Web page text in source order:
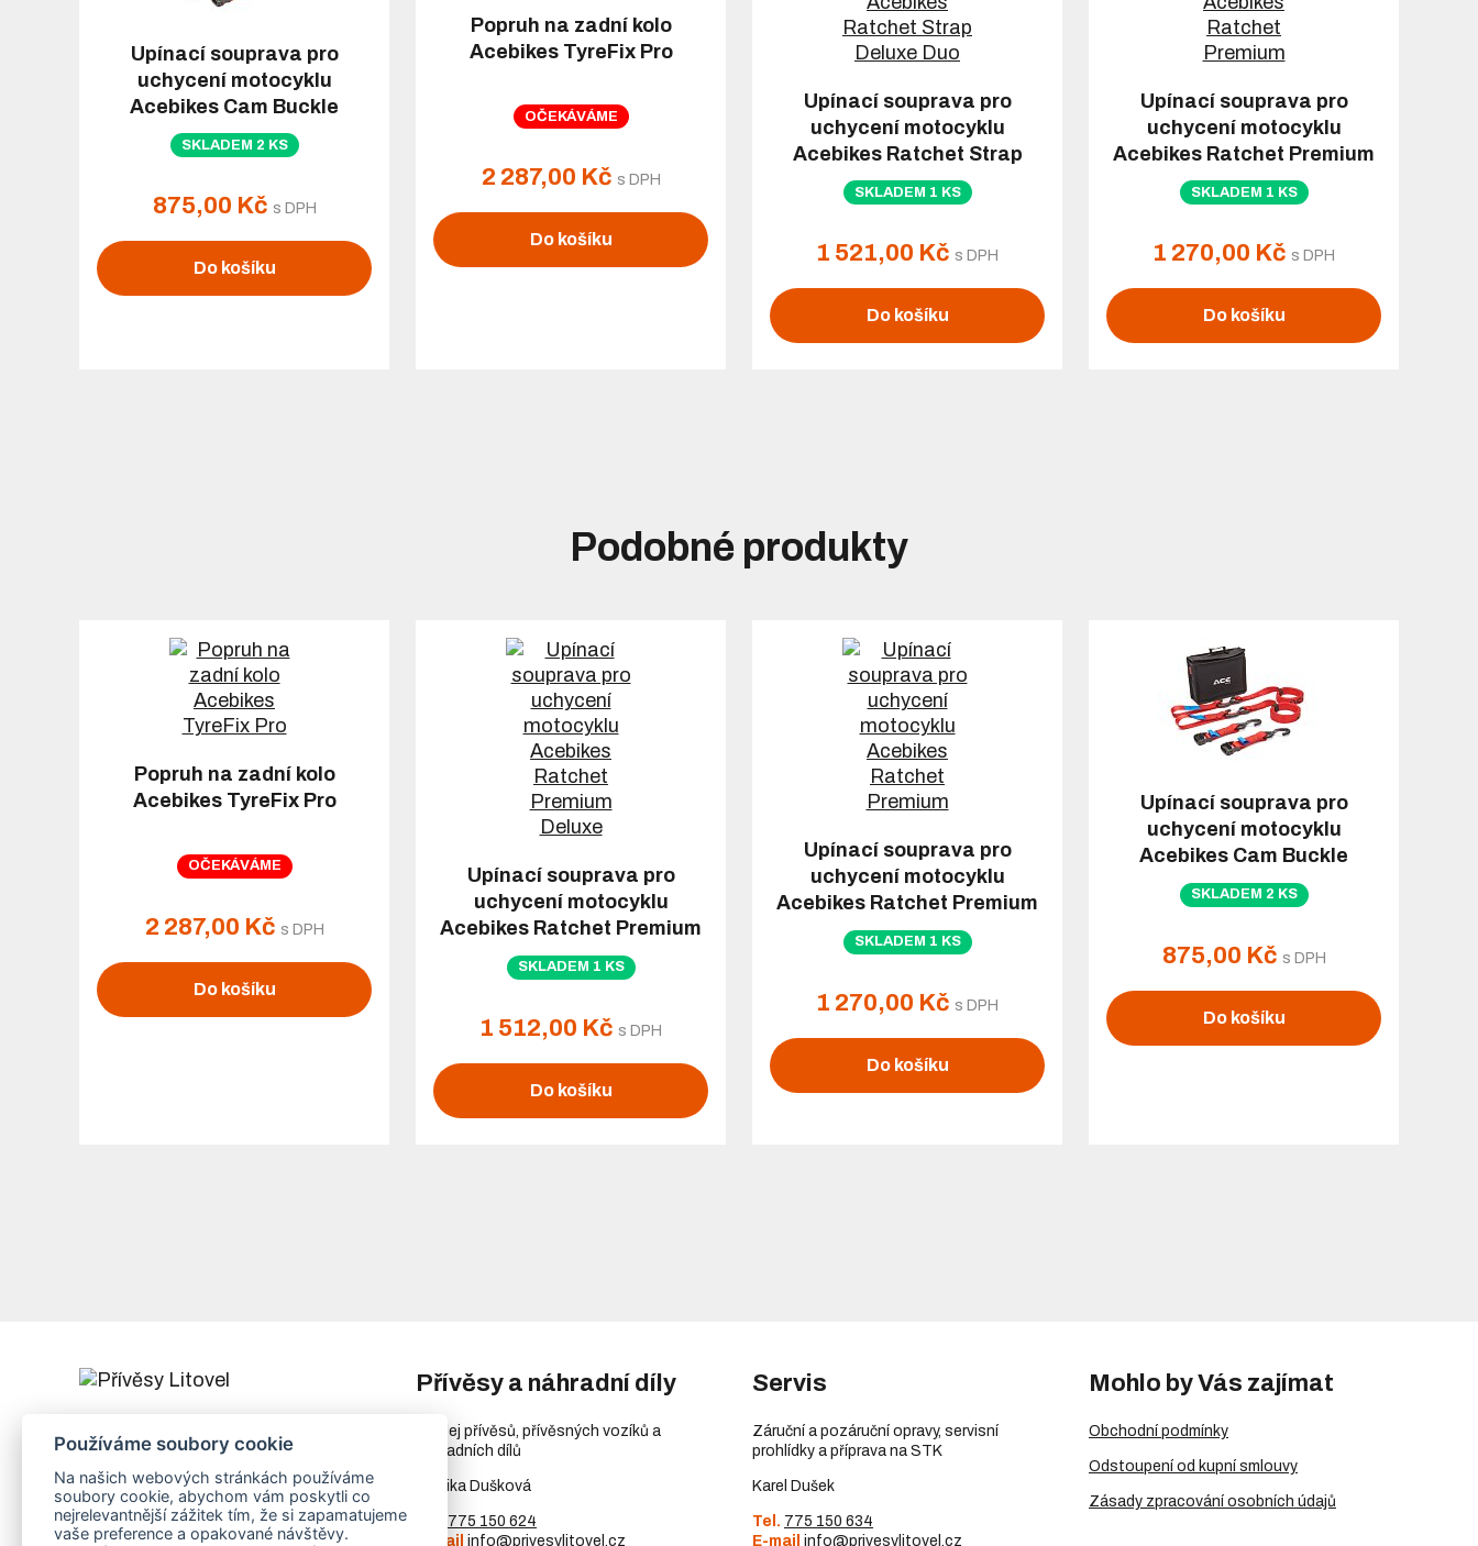
Upínací souprava pro
uchycení motocyklu
Acebikes Cam Buckle
Premium
SKLADEM 2 KS
875,00 Kč s DPH
Do košíku
Popruh na zadní kolo
Acebikes TyreFix Pro
OČEKÁVÁME
2 287,00 Kč s DPH
Do košíku
Upínací souprava pro
uchycení motocyklu
Acebikes Ratchet Strap
Deluxe Duo
SKLADEM 1 KS
1 521,00 Kč s DPH
Do košíku
Upínací souprava pro
uchycení motocyklu
Acebikes Ratchet Premium
SKLADEM 1 KS
1 270,00 Kč s DPH
Do košíku
Podobné produkty
Popruh na zadní kolo
Acebikes TyreFix Pro
OČEKÁVÁME
2 287,00 Kč s DPH
Do košíku
Upínací souprava pro
uchycení motocyklu
Acebikes Ratchet Premium
Deluxe
SKLADEM 1 KS
1 512,00 Kč s DPH
Do košíku
Upínací souprava pro
uchycení motocyklu
Acebikes Ratchet Premium
SKLADEM 1 KS
1 270,00 Kč s DPH
Do košíku
Upínací souprava pro
uchycení motocyklu
Acebikes Cam Buckle
Premium
SKLADEM 2 KS
875,00 Kč s DPH
Do košíku
78401 Litovel
IČ73023205
DIČCZ8253255307
Přívěsy a náhradní díly
Prodej přívěsů, přívěsných vozíků a
náhradních dílů
Monika Dušková
775 150 624
E-mail info@privesylitovel.cz
Servis
Záruční a pozáruční opravy, servisní
prohlídky a příprava na STK
Karel Dušek
Tel. 775 150 634
E-mail info@privesylitovel.cz
Mohlo by Vás zajímat
Obchodní podmínky
Odstoupení od kupní smlouvy
Zásady zpracování osobních údajů
Používáme soubory cookie
Na našich webových stránkách používáme
soubory cookie, abychom vám poskytli co
nejrelevantnější zážitek tím, že si zapamatujeme
vaše preference a opakované návštěvy.